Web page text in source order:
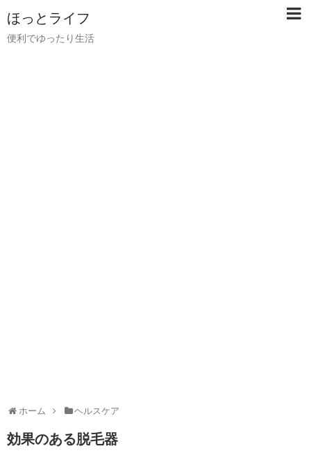
ほっとライフ
便利でゆったり生活
ホーム ヘルスケア
効果のある脱毛器